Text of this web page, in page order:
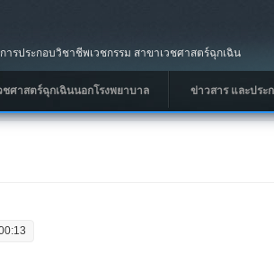
ประกอบวิชาชีพเวชกรรม สาขาเวชศาสตร์ฉุกเฉิน
ชศาสตร์ฉุกเฉินนอกโรงพยาบาล ข่าวสาร และประ